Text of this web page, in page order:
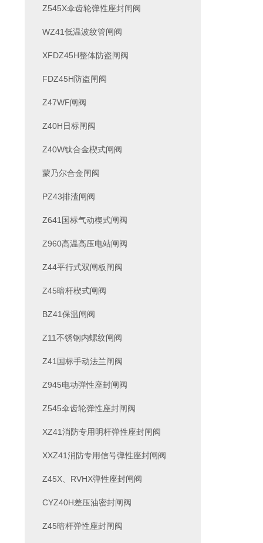
Z545X伞齿轮弹性座封闸阀
WZ41低温波纹管闸阀
XFDZ45H整体防盗闸阀
FDZ45H防盗闸阀
Z47WF闸阀
Z40H日标闸阀
Z40W钛合金楔式闸阀
蒙乃尔合金闸阀
PZ43排渣闸阀
Z641国标气动楔式闸阀
Z960高温高压电站闸阀
Z44平行式双闸板闸阀
Z45暗杆楔式闸阀
BZ41保温闸阀
Z11不锈钢内螺纹闸阀
Z41国标手动法兰闸阀
Z945电动弹性座封闸阀
Z545伞齿轮弹性座封闸阀
XZ41消防专用明杆弹性座封闸阀
XXZ41消防专用信号弹性座封闸阀
Z45X、RVHX弹性座封闸阀
CYZ40H差压油密封闸阀
Z45暗杆弹性座封闸阀